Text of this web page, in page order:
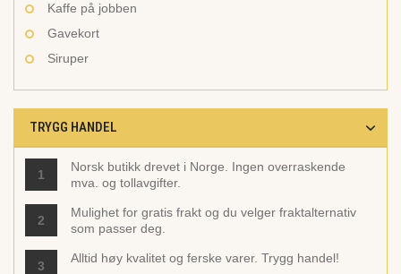
Kaffe på jobben
Gavekort
Siruper
TRYGG HANDEL
1
Norsk butikk drevet i Norge. Ingen overraskende
mva. og tollavgifter.
2
Mulighet for gratis frakt og du velger fraktalternativ
som passer deg.
3
Alltid høy kvalitet og ferske varer. Trygg handel!